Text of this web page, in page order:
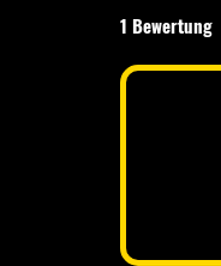
1 Bewertung